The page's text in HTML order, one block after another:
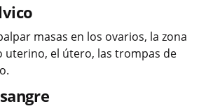
masas en los ovarios, la zona
uterino, el útero, las trompas de